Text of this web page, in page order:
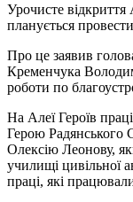
Урочисте відкриття
планується
Про це заявив
Кременчука
роботи по
На Алеї Героїв
Герою Радянського
Олексію Леонову,
училищі цивільної
праці, які